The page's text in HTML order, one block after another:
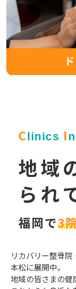
C linics I
地域
られ
福岡で3
リカバリー整骨
本松に展開中。
地域の皆さまの健